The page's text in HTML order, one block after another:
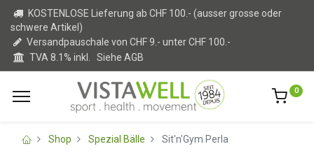
KOSTENLOSE Lieferung ab CHF 100.- (ausser grosse oder
schwere Artikel)
Versandpauschale von CHF 9.- unter CHF 100.-
TVA 8.1% inkl. Siehe AGB
0
Shop Spezial Bälle Sit'n'Gym Perla